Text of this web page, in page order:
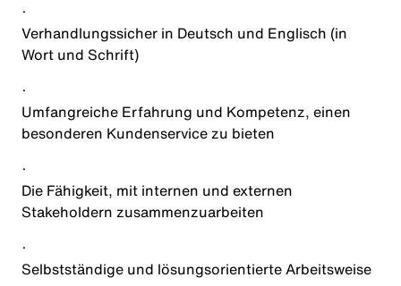
·
Verhandlungssicher in Deutsch und Englisch (in
Wort und Schrift)
·
Umfangreiche Erfahrung und Kompetenz, einen
besonderen Kundenservice zu bieten
·
Die Fähigkeit, mit internen und externen
Stakeholdern zusammenzuarbeiten
·
Selbstständige und lösungsorientierte Arbeitsweise